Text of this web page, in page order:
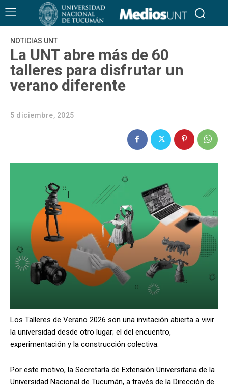
NOTICIAS UNT
La UNT abre más de 60
talleres para disfrutar un
verano diferente
5 diciembre, 2025
Los Talleres de Verano 2026 son una invitación abierta a vivir
la universidad desde otro lugar; el del encuentro,
experimentación y la construcción colectiva.
Por este motivo, la Secretaría de Extensión Universitaria de la
Universidad Nacional de Tucumán, a través de la Dirección de